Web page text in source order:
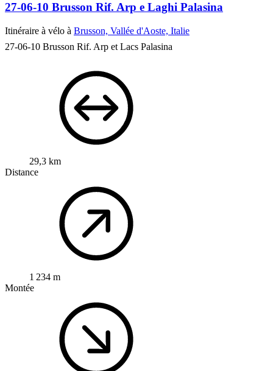
27-06-10 Brusson Rif. Arp e Laghi Palasina
Itinéraire à vélo à Brusson, Vallée d'Aoste, Italie
27-06-10 Brusson Rif. Arp et Lacs Palasina
29,3 km
Distance
1 234 m
Montée